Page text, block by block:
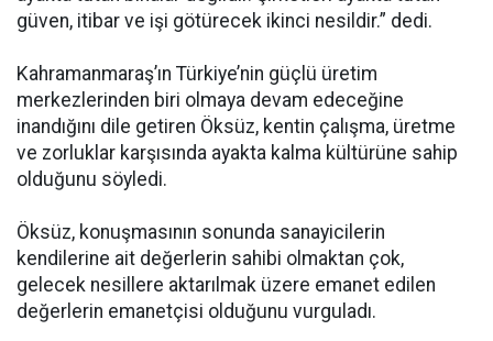
güven, itibar ve işi götürecek ikinci nesildir.” dedi.
Kahramanmaraş’ın Türkiye’nin güçlü üretim
merkezlerinden biri olmaya devam edeceğine
inandığını dile getiren Öksüz, kentin çalışma, üretme
ve zorluklar karşısında ayakta kalma kültürüne sahip
olduğunu söyledi.
Öksüz, konuşmasının sonunda sanayicilerin
kendilerine ait değerlerin sahibi olmaktan çok,
gelecek nesillere aktarılmak üzere emanet edilen
değerlerin emanetçisi olduğunu vurguladı.